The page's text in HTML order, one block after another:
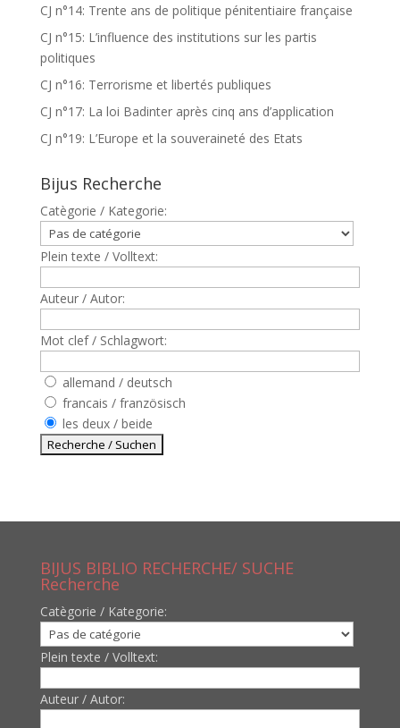
CJ n°14: Trente ans de politique pénitentiaire française
CJ n°15: L’influence des institutions sur les partis
politiques
CJ n°16: Terrorisme et libertés publiques
CJ n°17: La loi Badinter après cinq ans d’application
CJ n°19: L’Europe et la souveraineté des Etats
Bijus Recherche
Catègorie / Kategorie:
Plein texte / Volltext:
Auteur / Autor:
Mot clef / Schlagwort:
allemand / deutsch
francais / französisch
les deux / beide
BIJUS BIBLIO RECHERCHE/ SUCHE
Recherche
Catègorie / Kategorie:
Plein texte / Volltext:
Auteur / Autor: